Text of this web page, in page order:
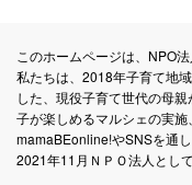
このホームページは、NPO
私たちは、2018年子育て地
した、現役子育て世代の母
子が楽しめるマルシェの実施
mamaBEonline!やSNSを通
2021年11月ＮＰＯ法人とし